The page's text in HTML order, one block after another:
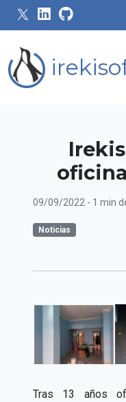
09/09/2022 - 1 min
Noticias
Tras 13 años